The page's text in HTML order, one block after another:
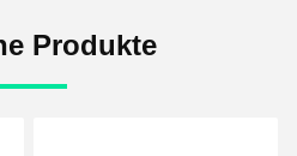
Produkte